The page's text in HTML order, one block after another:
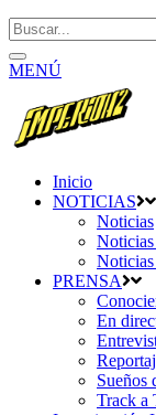
MENÚ
Inicio
NOTICIAS
Noticias
PRENSA
En
Sueños
Track a